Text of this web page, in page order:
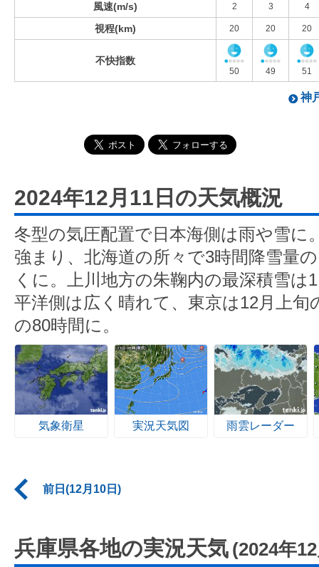
風速(m/s) 2 3 4
視程(km) 20 20 20
不快指数
50 49 51
神
2024年12月11日の天気概況
冬型の気圧配置で日本海側は雨や雪に
強まり、北海道の所々で3時間降雪量
くに。上川地方の朱鞠内の最深積雪は
平洋側は広く晴れて、東京は12月上旬
の80時間に。
気象衛星 実況天気図 雨雲レーダー
前日(12月10日)
兵庫県各地の実況天気 (2024年